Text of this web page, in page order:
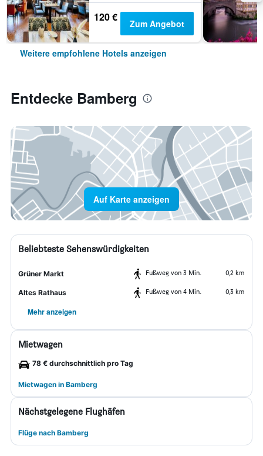
120 € Zum Angebot
Weitere empfohlene Hotels anzeigen
Entdecke Bamberg
Auf Karte anzeigen
Beliebteste Sehenswürdigkeiten
Grüner Markt Fußweg von 3 Min. 0,2 km
Altes Rathaus Fußweg von 4 Min. 0,3 km
Mehr anzeigen
Mietwagen
78 € durchschnittlich pro Tag
Mietwagen in Bamberg
Nächstgelegene Flughäfen
Flüge nach Bamberg